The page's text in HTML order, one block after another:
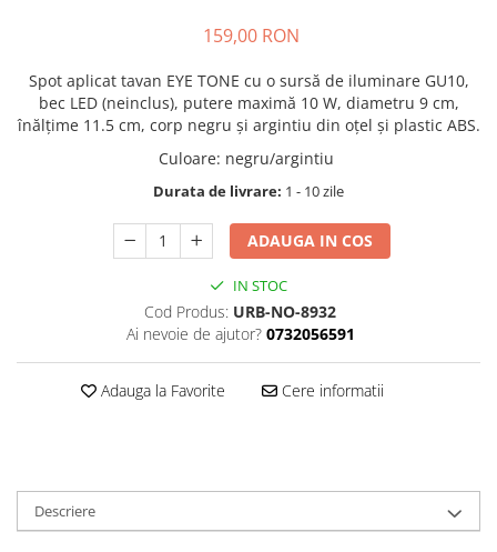
159,00 RON
Spot aplicat tavan EYE TONE cu o sursă de iluminare GU10,
bec LED (neinclus), putere maximă 10 W, diametru 9 cm,
înălțime 11.5 cm, corp negru și argintiu din oțel și plastic ABS.
Culoare: negru/argintiu
Durata de livrare: 1 - 10 zile
ADAUGA IN COS
IN STOC
Cod Produs: URB-NO-8932
Ai nevoie de ajutor? 0732056591
Adauga la Favorite Cere informatii
Descriere